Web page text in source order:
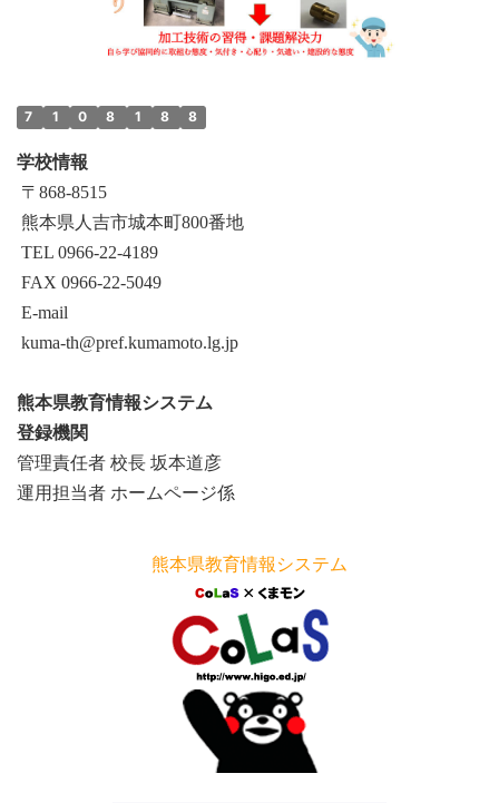
7 1 0 8 1 8 8
学校情報
〒868‐8515
熊本県人吉市城本町800番地
TEL 0966-22-4189
FAX 0966-22-5049
E-mail
kuma-th@pref.kumamoto.lg.jp
熊本県教育情報システム
登録機関
管理責任者 校長 坂本道彦
運用担当者 ホームページ係
熊本県教育情報システム